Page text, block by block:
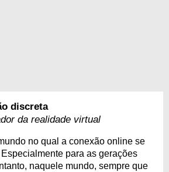
discreta
da realidade virtual
no qual a conexão online se
para as gerações
naquele mundo, sempre que